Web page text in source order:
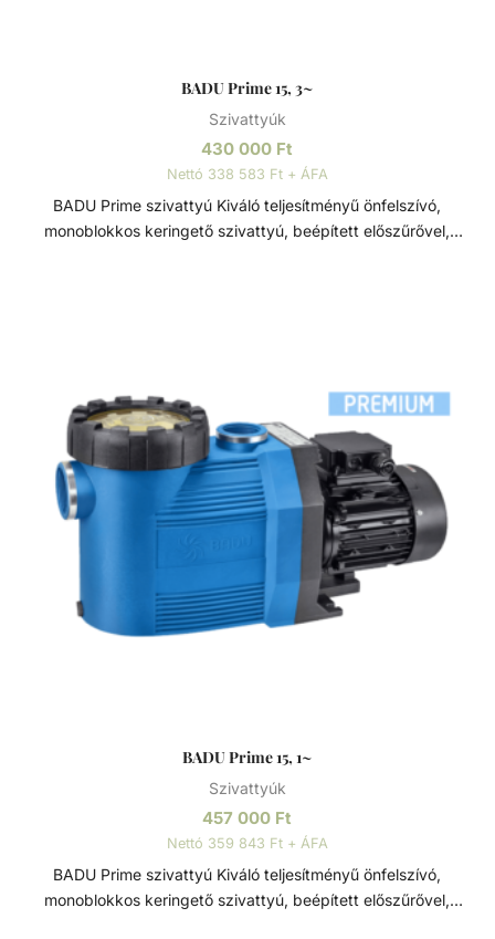
BADU Prime 15, 3~
Szivattyúk
430 000 Ft
Nettó 338 583 Ft + ÁFA
BADU Prime szivattyú Kiváló teljesítményű önfelszívó,
monoblokkos keringető szivattyú, beépített előszűrővel,
BADU Prime 15, 1~
Szivattyúk
457 000 Ft
Nettó 359 843 Ft + ÁFA
BADU Prime szivattyú Kiváló teljesítményű önfelszívó,
monoblokkos keringető szivattyú, beépített előszűrővel,